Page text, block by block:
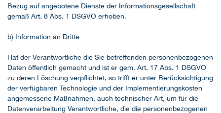
Bezug auf angebotene Dienste der Informationsgesellschaft
gemäß Art. 8 Abs. 1 DSGVO erhoben.
b) Information an Dritte
Hat der Verantwortliche die Sie betreffenden personenbezogenen
Daten öffentlich gemacht und ist er gem. Art. 17 Abs. 1 DSGVO
zu deren Löschung verpflichtet, so trifft er unter Berücksichtigung
der verfügbaren Technologie und der Implementierungskosten
angemessene Maßnahmen, auch technischer Art, um für die
Datenverarbeitung Verantwortliche, die die personenbezogenen